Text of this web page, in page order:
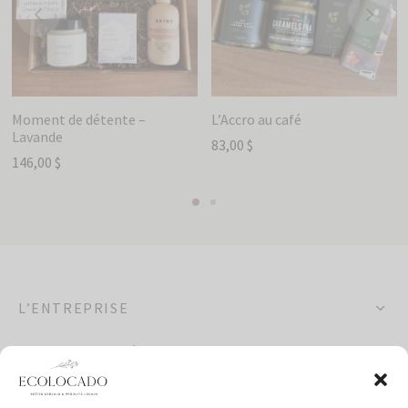
Moment de détente –
Lavande
146,00 $
L’Accro au café
83,00 $
L’ENTREPRISE
POLITIQUES